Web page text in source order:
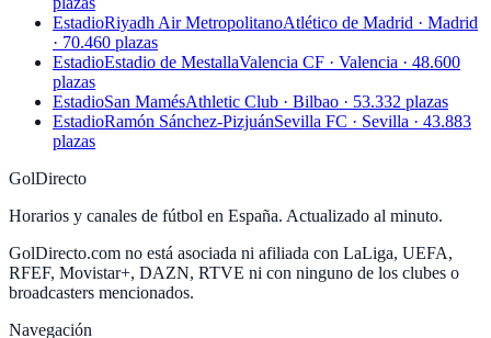
EstadioRiyadh Air MetropolitanoAtlético de Madrid · Madrid
· 70.460 plazas
EstadioEstadio de MestallaValencia CF · Valencia · 48.600
plazas
EstadioSan MamésAthletic Club · Bilbao · 53.332 plazas
EstadioRamón Sánchez-PizjuánSevilla FC · Sevilla · 43.883
plazas
GolDirecto
Horarios y canales de fútbol en España. Actualizado al minuto.
GolDirecto.com no está asociada ni afiliada con LaLiga, UEFA,
RFEF, Movistar+, DAZN, RTVE ni con ninguno de los clubes o
broadcasters mencionados.
Navegación